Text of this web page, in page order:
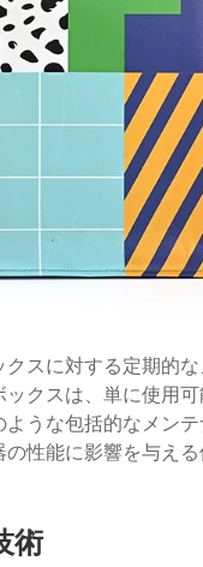
スに対する定期的
クスは、単に使用
うな包括的なメン
性能に影響を与え
術